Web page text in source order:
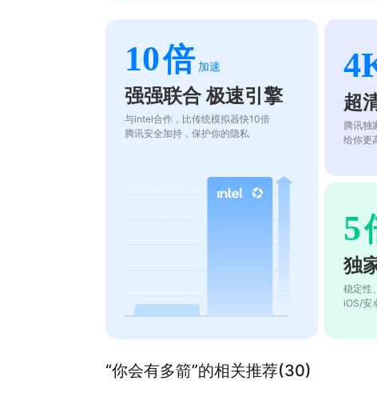
10倍 加速
强强联合 极速引擎
与intel合作，比传统模拟器快10倍
腾讯安全加持，保护你的隐私
超
腾讯独
给你更
5
独
稳定性
iOS/安
“你会有多箭”的相关推荐(30)